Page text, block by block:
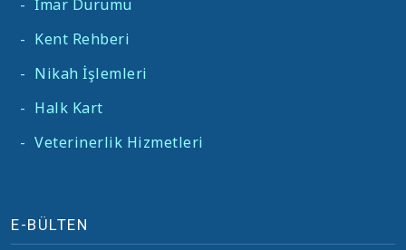
- İmar Durumu
- Kent Rehberi
- Nikah İşlemleri
- Halk Kart
- Veterinerlik Hizmetleri
E-BÜLTEN